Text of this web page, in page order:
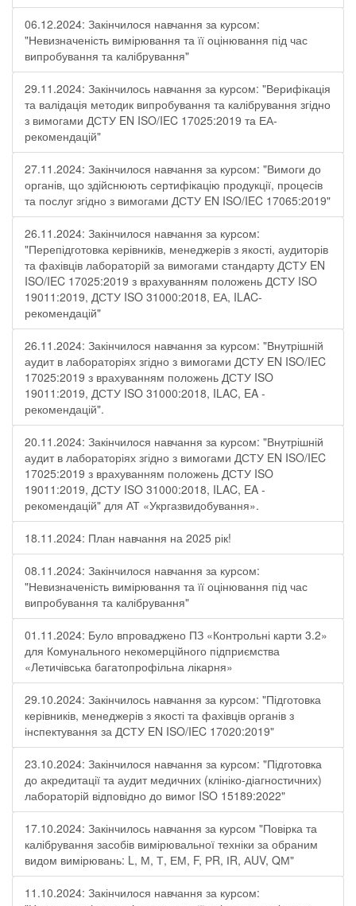
06.12.2024: Закінчилося навчання за курсом:
"Невизначеність вимірювання та її оцінювання під час
випробування та калібрування"
29.11.2024: Закінчилось навчання за курсом: "Верифікація
та валідація методик випробування та калібрування згідно
з вимогами ДСТУ EN ISO/IEC 17025:2019 та ЕА-
рекомендацій"
27.11.2024: Закінчилося навчання за курсом: "Вимоги до
органів, що здійснюють сертифікацію продукції, процесів
та послуг згідно з вимогами ДСТУ EN ISO/IEC 17065:2019"
26.11.2024: Закінчилося навчання за курсом:
"Перепідготовка керівників, менеджерів з якості, аудиторів
та фахівців лабораторій за вимогами стандарту ДСТУ EN
ISO/IEC 17025:2019 з врахуванням положень ДСТУ ISO
19011:2019, ДСТУ ISO 31000:2018, ЕА, ILAC-
рекомендацій"
26.11.2024: Закінчилося навчання за курсом: "Внутрішній
аудит в лабораторіях згідно з вимогами ДСТУ EN ISO/IEC
17025:2019 з врахуванням положень ДСТУ ISO
19011:2019, ДСТУ ISO 31000:2018, ILAC, EA -
рекомендацій".
20.11.2024: Закінчилося навчання за курсом: "Внутрішній
аудит в лабораторіях згідно з вимогами ДСТУ EN ISO/IEC
17025:2019 з врахуванням положень ДСТУ ISO
19011:2019, ДСТУ ISO 31000:2018, ILAC, EA -
рекомендацій" для АТ «Укргазвидобування».
18.11.2024: План навчання на 2025 рік!
08.11.2024: Закінчилося навчання за курсом:
"Невизначеність вимірювання та її оцінювання під час
випробування та калібрування"
01.11.2024: Було впроваджено ПЗ «Контрольні карти 3.2»
для Комунального некомерційного підприємства
«Летичівська багатопрофільна лікарня»
29.10.2024: Закінчилось навчання за курсом: "Підготовка
керівників, менеджерів з якості та фахівців органів з
інспектування за ДСТУ EN ISO/IEC 17020:2019"
23.10.2024: Закінчилося навчання за курсом: "Підготовка
до акредитації та аудит медичних (клініко-діагностичних)
лабораторій відповідно до вимог ISO 15189:2022"
17.10.2024: Закінчилось навчання за курсом "Повірка та
калібрування засобів вимірювальної техніки за обраним
видом вимірювань: L, М, Т, ЕМ, F, РR, ІR, АUV, QМ"
11.10.2024: Закінчилося навчання за курсом: